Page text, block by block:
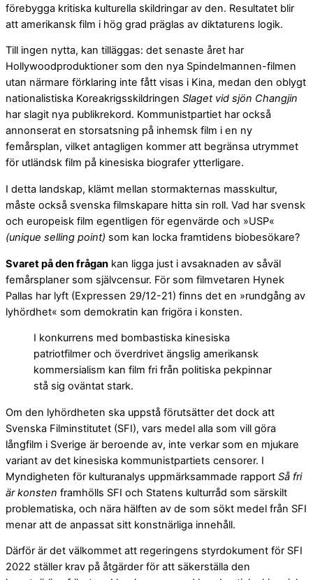
förebygga kritiska kulturella skildringar av den. Resultatet blir
att amerikansk film i hög grad präglas av diktaturens logik.
Till ingen nytta, kan tilläggas: det senaste året har
Hollywoodproduktioner som den nya Spindelmannen-filmen
utan närmare förklaring inte fått visas i Kina, medan den oblygt
nationalistiska Koreakrigsskildringen Slaget vid sjön Changjin
har slagit nya publikrekord. Kommunistpartiet har också
annonserat en storsatsning på inhemsk film i en ny
femårsplan, vilket antagligen kommer att begränsa utrymmet
för utländsk film på kinesiska biografer ytterligare.
I detta landskap, klämt mellan stormakternas masskultur,
måste också svenska filmskapare hitta sin roll. Vad har svensk
och europeisk film egentligen för egenvärde och »USP«
(unique selling point) som kan locka framtidens biobesökare?
Svaret på den frågan kan ligga just i avsaknaden av såväl
femårsplaner som självcensur. För som filmvetaren Hynek
Pallas har lyft (Expressen 29/12-21) finns det en »rundgång av
lyhördhet« som demokratin kan frigöra i konsten.
I konkurrens med bombastiska kinesiska
patriotfilmer och överdrivet ängslig amerikansk
kommersialism kan film fri från politiska pekpinnar
stå sig oväntat stark.
Om den lyhördheten ska uppstå förutsätter det dock att
Svenska Filminstitutet (SFI), vars medel alla som vill göra
långfilm i Sverige är beroende av, inte verkar som en mjukare
variant av det kinesiska kommunistpartiets censorer. I
Myndigheten för kulturanalys uppmärksammade rapport Så fri
är konsten framhölls SFI och Statens kulturråd som särskilt
problematiska, och nära hälften av de som sökt medel från SFI
menar att de anpassat sitt konstnärliga innehåll.
Därför är det välkommet att regeringens styrdokument för SFI
2022 ställer krav på åtgärder för att säkerställa den